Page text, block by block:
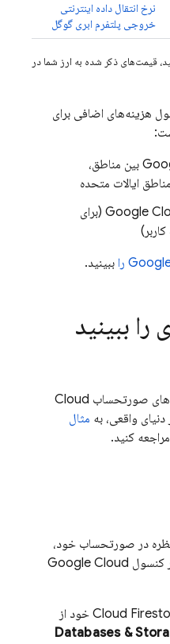
نرخ انتقال داده اینترنتی
خروجی پلتفرم ابری گوگل
قیمت‌های ذکر شده به ارز شما در
هزینه‌های اضافی برای
بین مناطق،
ایالات متحده
Google (برای
را ببینید.
ببینید
صورتحساب Cloud
واقعی، به مثال
مراجعه کنید.
در صورتحساب خود،
کنسول Google Cloud
Cloud خود از
Databases &